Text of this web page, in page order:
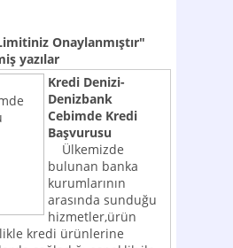
Onaylanmıştır"
yazılar
Kredi Denizi-
Denizbank
Cebimde Kredi
Başvurusu
Ülkemizde
bulunan banka
kurumlarının
arasında sunduğu
hizmetler,ürün
kredi ürünlerine